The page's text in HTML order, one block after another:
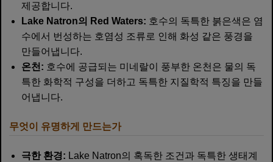
제공합니다.
Lake Natron의 Red Waters: 호수의 독특한 붉은색은 염
수에서 번성하는 호염성 조류로 인해 화성 같은 풍경을
만들어냅니다.
온천: 호수에 공급되는 미네랄이 풍부한 온천은 물의 독
특한 화학적 구성을 더하고 독특한 지질학적 특징을 만들
어냅니다.
무엇이 유명하게 만드는가
극한 환경: Lake Natron의 혹독한 조건과 독특한 생태계